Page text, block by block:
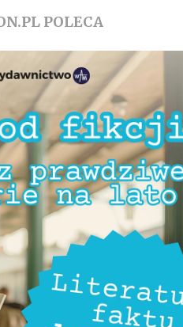
POLECA